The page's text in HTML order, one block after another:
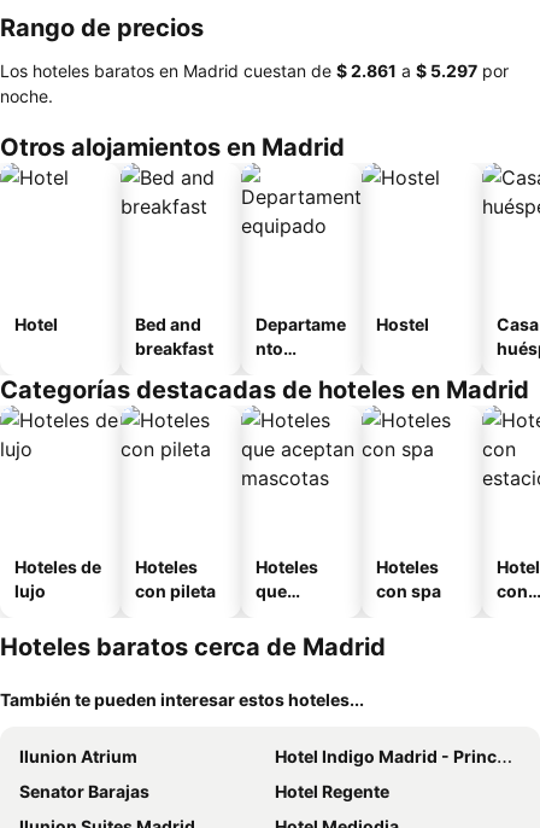
Rango de precios
Los hoteles baratos en Madrid cuestan de ‎$ 2.861 a ‎$ 5.297 por
noche.
Otros alojamientos en Madrid
Hotel
Bed and
breakfast
Departame
nto
Hostel
Categorías destacadas de hoteles en Madrid
Hoteles de
lujo
Hoteles
con pileta
Hoteles
que
mascotas
Hoteles
con spa
con
Hoteles baratos cerca de Madrid
También te pueden interesar estos hoteles...
Ilunion Atrium
Hotel Indigo Madrid - Princesa By Ihg
Senator Barajas
Hotel Regente